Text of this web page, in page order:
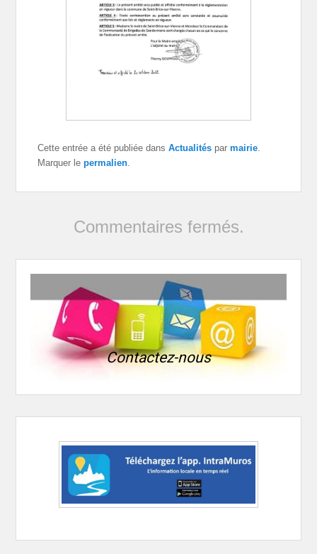
Cette entrée a été publiée dansActualités parmairie
Marquer lepermalien
Commentaires fermés.
Contactez-nous